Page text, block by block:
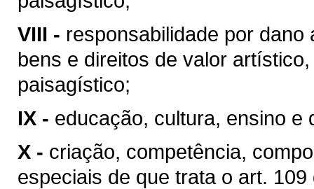
VIII - responsabilidade por
bens e direitos de valor
paisagístico;
IX - educação, cultura, ensino e
X - criação, competência,
especiais de que trata o art.